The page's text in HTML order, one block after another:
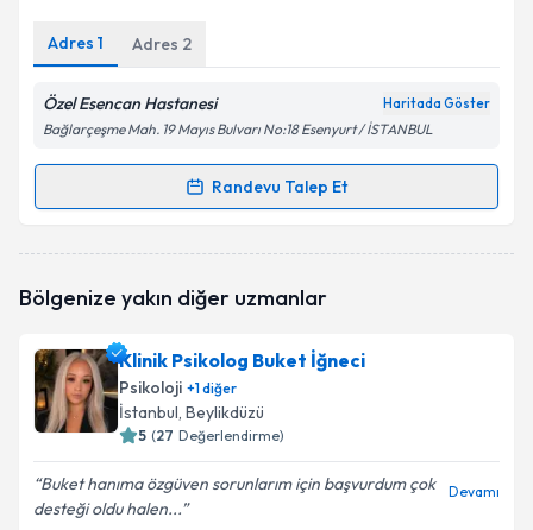
Adres 1 Adres 2
Özel Esencan Hastanesi Haritada Göster
Bağlarçeşme Mah. 19 Mayıs Bulvarı No:18 Esenyurt / İSTANBUL
Randevu Talep Et
Randevu Takvimi Talebi
takvimi talebi oluşturun. Size bu uzmandan randevu
bilgilendireceğiz.
E-posta Adresiniz
Kişisel verilerimin işlenmesine ilişkin
Bölgenize yakın diğer uzmanlar
Klinik Psikolog Buket İğneci
Psikoloji +1diğer
İstanbul, Beylikdüzü
5 (27 Değerlendirme)
Buket hanıma özgüven sorunlarım için başvurdum çok
desteği oldu halen...
Devamı